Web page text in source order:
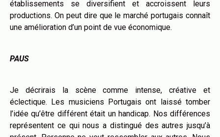
établissements se diversifient et accroissent leurs
productions. On peut dire que le marché portugais connaît
une amélioration d’un point de vue économique.
PAUS
Je décrirais la scène comme intense, créative et
éclectique. Les musiciens Portugais ont laissé tomber
l’idée qu’être différent était un handicap. Nos différences
représentent ce qui nous a distingué des autres jusqu’à